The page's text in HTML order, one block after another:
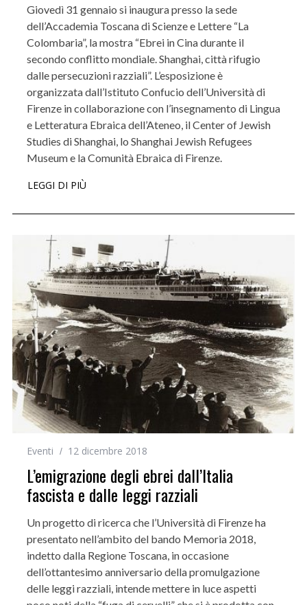
Giovedì 31 gennaio si inaugura presso la sede
dell’Accademia Toscana di Scienze e Lettere “La
Colombaria”, la mostra “Ebrei in Cina durante il
secondo conflitto mondiale. Shanghai, città rifugio
dalle persecuzioni razziali”. L’esposizione è
organizzata dall’Istituto Confucio dell’Università di
Firenze in collaborazione con l’insegnamento di Lingua
e Letteratura Ebraica dell’Ateneo, il Center of Jewish
Studies di Shanghai, lo Shanghai Jewish Refugees
Museum e la Comunità Ebraica di Firenze.
LEGGI DI PIÙ
Eventi 12 dicembre 2018
L’emigrazione degli ebrei dall’Italia
fascista e dalle leggi razziali
Un progetto di ricerca che l’Università di Firenze ha
presentato nell’ambito del bando Memoria 2018,
indetto dalla Regione Toscana, in occasione
dell’ottantesimo anniversario della promulgazione
delle leggi razziali, intende mettere in luce aspetti